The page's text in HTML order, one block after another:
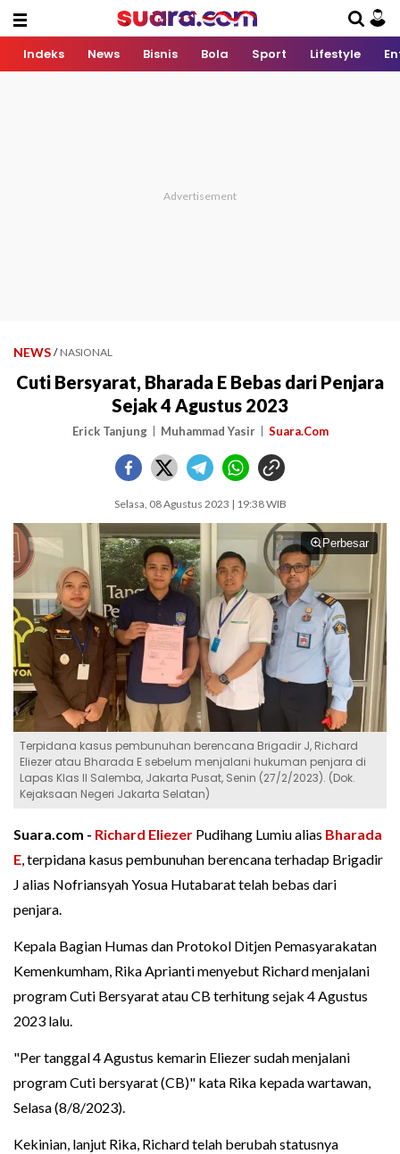
Indeks News Bisnis Bola Sport Lifestyle
NEWS / NASIONAL
Cuti Bersyarat, Bharada E Bebas dari Penjara
Sejak 4 Agustus 2023
Erick Tanjung Muhammad Yasir Suara.Com
Selasa, 08 Agustus 2023 | 19:38 WIB
Perbesar
Terpidana kasus pembunuhan berencana Brigadir J, Richard
Eliezer atau Bharada E sebelum menjalani hukuman penjara di
Lapas Klas II Salemba, Jakarta Pusat, Senin (27/2/2023). (Dok.
Kejaksaan Negeri Jakarta Selatan)
Suara.com - Richard Eliezer Pudihang Lumiu alias Bharada
E, terpidana kasus pembunuhan berencana terhadap Brigadir
J alias Nofriansyah Yosua Hutabarat telah bebas dari
penjara.
Kepala Bagian Humas dan Protokol Ditjen Pemasyarakatan
Kemenkumham, Rika Aprianti menyebut Richard menjalani
program Cuti Bersyarat atau CB terhitung sejak 4 Agustus
2023 lalu.
"Per tanggal 4 Agustus kemarin Eliezer sudah menjalani
program Cuti bersyarat (CB)" kata Rika kepada wartawan,
Selasa (8/8/2023).
Kekinian, lanjut Rika, Richard telah berubah statusnya